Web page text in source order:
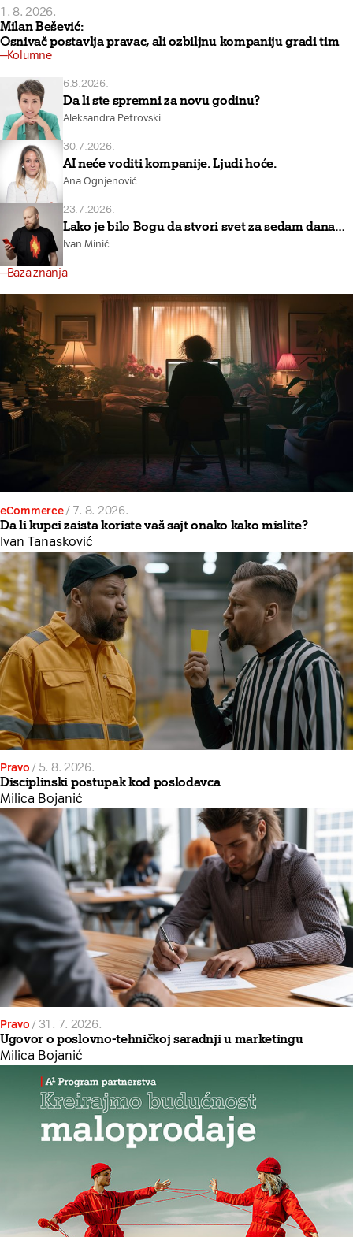
1. 8. 2026.
Milan Bešević:
Osnivač postavlja pravac, ali ozbiljnu kompaniju gradi tim
Kolumne
6.8.2026.
Da li ste spremni za novu godinu?
Aleksandra Petrovski
30.7.2026.
AI neće voditi kompanije. Ljudi hoće.
Ana Ognjenović
23.7.2026.
Lako je bilo Bogu da stvori svet za sedam dana…
Ivan Minić
Baza znanja
eCommerce/ 7. 8. 2026.
Da li kupci zaista koriste vaš sajt onako kako mislite?
Ivan Tanasković
Pravo / 5. 8. 2026.
Disciplinski postupak kod poslodavca
Milica Bojanić
Pravo / 31. 7. 2026.
Ugovor o poslovno-tehničkoj saradnji u marketingu
Milica Bojanić